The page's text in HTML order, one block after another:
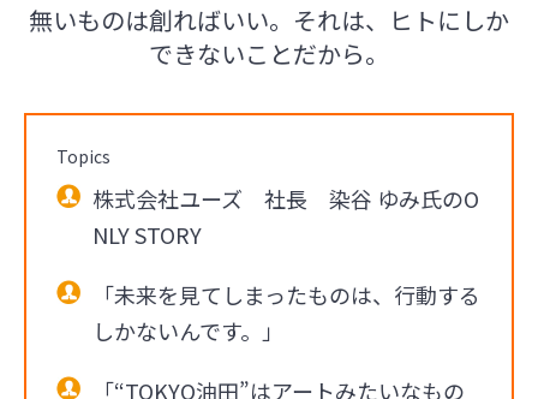
無いものは創ればいい。それは、ヒトにしか
できないことだから。
Topics
株式会社ユーズ 社長 染谷 ゆみ氏のO
NLY STORY
「未来を見てしまったものは、行動する
しかないんです。」
「“TOKYO油田”はアートみたいなもの